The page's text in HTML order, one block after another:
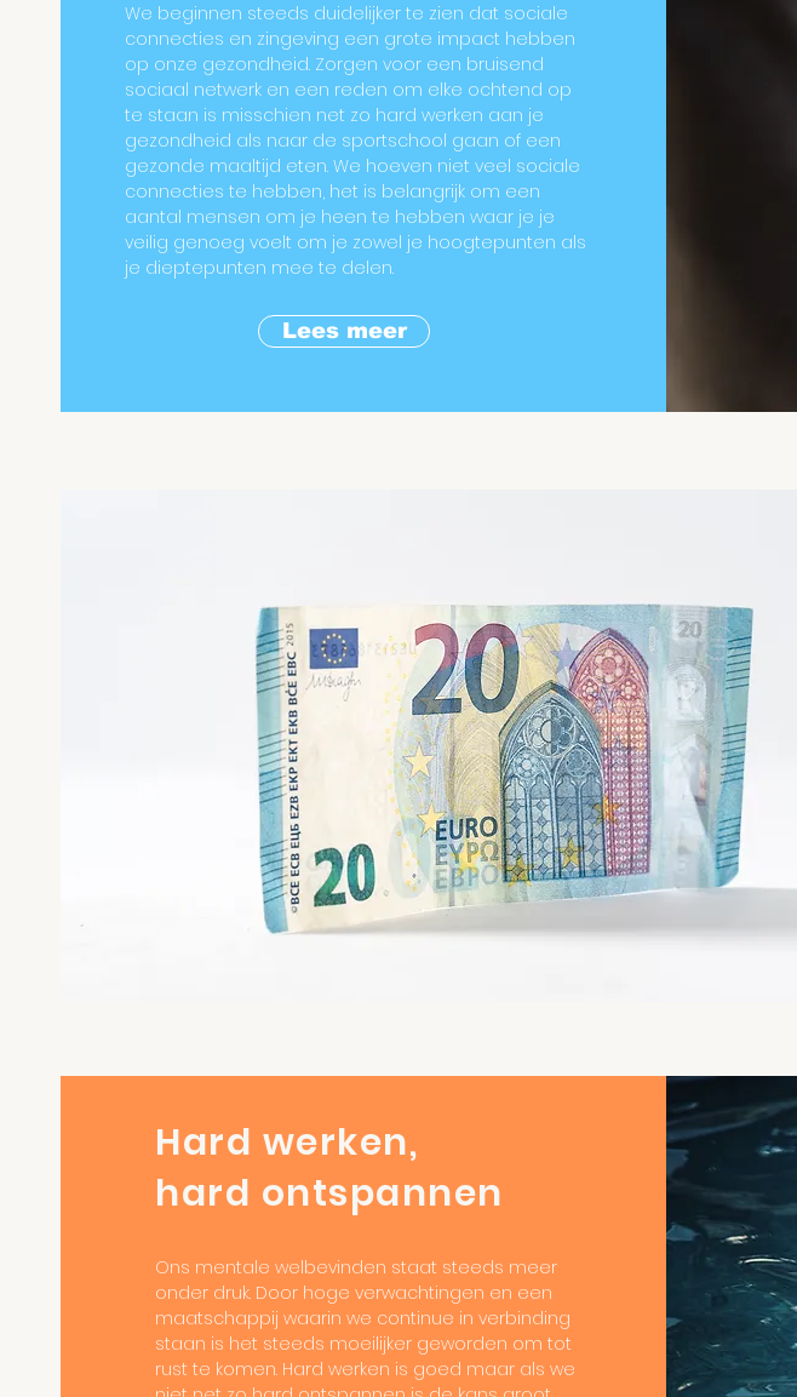
We beginnen steeds duidelijker te zien dat sociale
connecties en zingeving een grote impact hebben
op onze gezondheid. Zorgen voor een bruisend
sociaal netwerk en een reden om elke ochtend op
te staan is misschien net zo hard werken aan je
gezondheid als naar de sportschool gaan of een
gezonde maaltijd eten. We hoeven niet veel sociale
connecties te hebben, het is belangrijk om een
aantal mensen om je heen te hebben waar je je
veilig genoeg voelt om je zowel je hoogtepunten als
je dieptepunten mee te delen.
Lees meer
Hard werken,
hard ontspannen
Ons mentale welbevinden staat steeds meer
onder druk. Door hoge verwachtingen en een
maatschappij waarin we continue in verbinding
staan is het steeds moeilijker geworden om tot
rust te komen. Hard werken is goed maar als we